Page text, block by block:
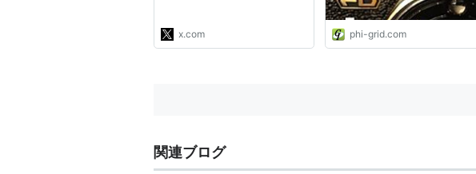
（@sayaohgi）にインタビ
ューを行った。
x.com phi-grid.com
関連ブログ